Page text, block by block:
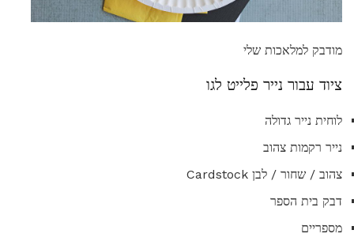
מודבק למלאכות שלי
ציוד עבור נייר פלייט לגו
לוחית נייר גדולה
נייר רקמות צהוב
צהוב / שחור / לבן Cardstock
דבק בית הספר
מספריים